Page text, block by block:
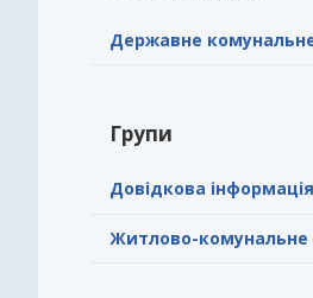
Державне
Групи
Довідкова інформація
Житлово-комунальне